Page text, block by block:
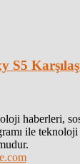
haberleri,
ile